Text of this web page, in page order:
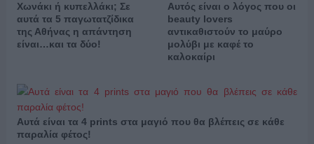
Χωνάκι ή κυπελλάκι; Σε
αυτά τα 5 παγωτατζίδικα
της Αθήνας η απάντηση
είναι…και τα δύο!
Αυτός είναι ο λόγος που οι
beauty lovers
αντικαθιστούν το μαύρο
μολύβι με καφέ το
καλοκαίρι
Αυτά είναι τα 4 prints στα μαγιό που θα βλέπεις σε κάθε
παραλία φέτος!